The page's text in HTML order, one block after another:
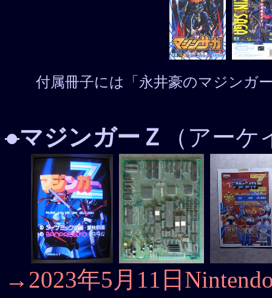
付属冊子には「永井豪のマジンガ
●マジンガーＺ （アー
→2023年5月11日